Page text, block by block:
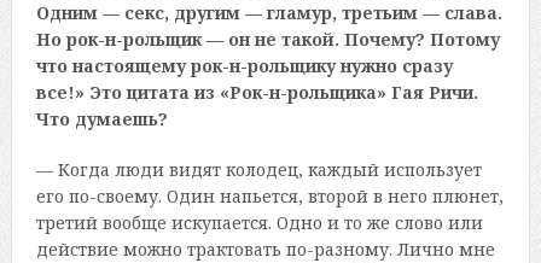
Одним — секс, другим — гламур, третьим — слава.
Но рок-н-рольщик — он не такой. Почему? Потому
что настоящему рок-н-рольщику нужно сразу
все!» Это цитата из «Рок-н-рольщика» Гая Ричи.
Что думаешь?
— Когда люди видят колодец, каждый использует
его по-своему. Один напьется, второй в него плюнет,
третий вообще искупается. Одно и то же слово или
действие можно трактовать по-разному. Лично мне